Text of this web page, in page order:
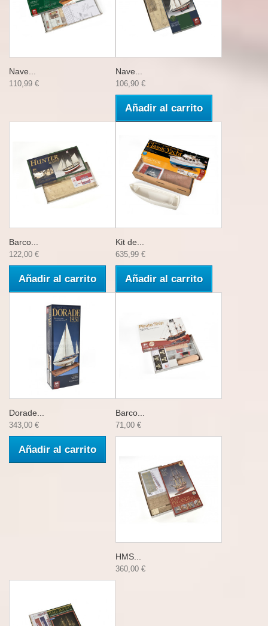
Nave...
110,99 €
Nave...
106,90 €
Añadir al carrito
Barco...
122,00 €
Añadir al carrito
Kit de...
635,99 €
Añadir al carrito
Dorade...
343,00 €
Añadir al carrito
Barco...
71,00 €
HMS...
360,00 €